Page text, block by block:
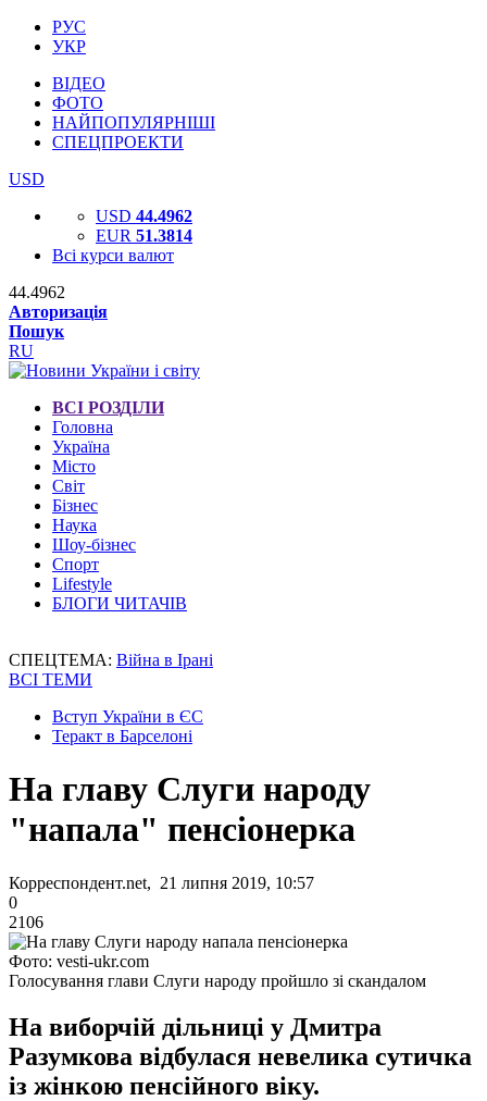
РУС
УКР
ВІДЕО
ФОТО
НАЙПОПУЛЯРНІШІ
СПЕЦПРОЕКТИ
USD
USD 44.4962
EUR 51.3814
Всі курси валют
44.4962
Авторизація
Пошук
RU
ВСІ РОЗДІЛИ
Головна
Україна
Місто
Світ
Бізнес
Наука
Шоу-бізнес
Спорт
Lifestyle
БЛОГИ ЧИТАЧІВ
СПЕЦТЕМА: Війна в Ірані
ВСІ ТЕМИ
Вступ України в ЄС
Теракт в Барселоні
На главу Слуги народу
"напала" пенсіонерка
Корреспондент.net, 21 липня 2019, 10:57
0
2106
Фото: vesti-ukr.com
Голосування глави Слуги народу пройшло зі скандалом
На виборчій дільниці у Дмитра
Разумкова відбулася невелика сутичка
із жінкою пенсійного віку.